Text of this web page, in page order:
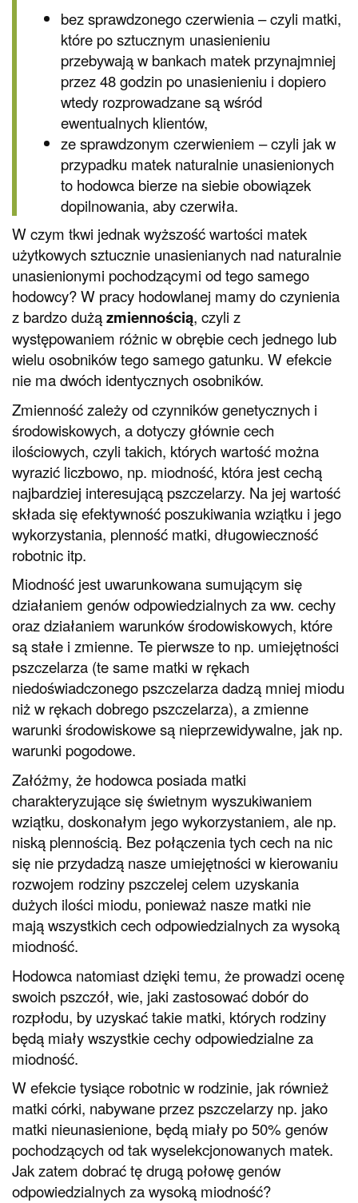
bez sprawdzonego czerwienia – czyli matki,
które po sztucznym unasienieniu
przebywają w bankach matek przynajmniej
przez 48 godzin po unasienieniu i dopiero
wtedy rozprowadzane są wśród
ewentualnych klientów,
ze sprawdzonym czerwieniem – czyli jak w
przypadku matek naturalnie unasienionych
to hodowca bierze na siebie obowiązek
dopilnowania, aby czerwiła.
W czym tkwi jednak wyższość wartości matek
użytkowych sztucznie unasienianych nad naturalnie
unasienionymi pochodzącymi od tego samego
hodowcy? W pracy hodowlanej mamy do czynienia
z bardzo dużązmiennością, czyli z
występowaniem różnic w obrębie cech jednego lub
wielu osobników tego samego gatunku. W efekcie
nie ma dwóch identycznych osobników.
Zmienność zależy od czynników genetycznych i
środowiskowych, a dotyczy głównie cech
ilościowych, czyli takich, których wartość można
wyrazić liczbowo, np. miodność, która jest cechą
najbardziej interesującą pszczelarzy. Na jej wartość
składa się efektywność poszukiwania wziątku i jego
wykorzystania, plenność matki, długowieczność
robotnic itp.
Miodność jest uwarunkowana sumującym się
działaniem genów odpowiedzialnych za ww. cechy
oraz działaniem warunków środowiskowych, które
są stałe i zmienne. Te pierwsze to np. umiejętności
pszczelarza (te same matki w rękach
niedoświadczonego pszczelarza dadzą mniej miodu
niż w rękach dobrego pszczelarza), a zmienne
warunki środowiskowe są nieprzewidywalne, jak np.
warunki pogodowe.
Załóżmy, że hodowca posiada matki
charakteryzujące się świetnym wyszukiwaniem
wziątku, doskonałym jego wykorzystaniem, ale np.
niską plennością. Bez połączenia tych cech na nic
się nie przydadzą nasze umiejętności w kierowaniu
rozwojem rodziny pszczelej celem uzyskania
dużych ilości miodu, ponieważ nasze matki nie
mają wszystkich cech odpowiedzialnych za wysoką
miodność.
Hodowca natomiast dzięki temu, że prowadzi ocenę
swoich pszczół, wie, jaki zastosować dobór do
rozpłodu, by uzyskać takie matki, których rodziny
będą miały wszystkie cechy odpowiedzialne za
miodność.
W efekcie tysiące robotnic w rodzinie, jak również
matki córki, nabywane przez pszczelarzy np. jako
matki nieunasienione, będą miały po 50% genów
pochodzących od tak wyselekcjonowanych matek.
Jak zatem dobrać tę drugą połowę genów
odpowiedzialnych za wysoką miodność?